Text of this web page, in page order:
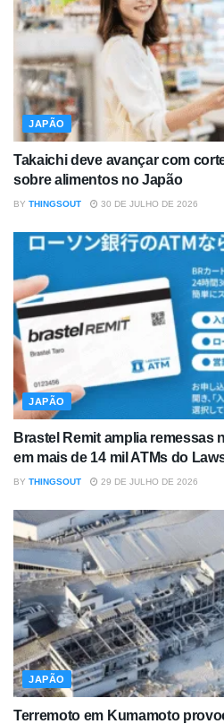
JAPÃO
Takaichi deve avançar com
sobre alimentos no Japão
BY THINGSOUT 30 DE JULHO DE 2026
JAPÃO
Brastel Remit amplia remessas
em mais de 14 mil ATMs do
BY THINGSOUT 29 DE JULHO DE 2026
JAPÃO
Terremoto em Kumamoto